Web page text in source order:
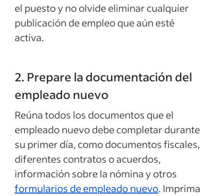
el puesto y no olvide eliminar cualquier
publicación de empleo que aún esté
activa.
2. Prepare la documentación del
empleado nuevo
Reúna todos los documentos que el
empleado nuevo debe completar durante
su primer día, como documentos fiscales,
diferentes contratos o acuerdos,
información sobre la nómina y otros
formularios de empleado nuevo. Imprima